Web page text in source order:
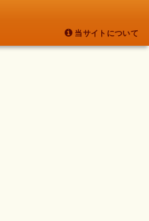
当サイトについて